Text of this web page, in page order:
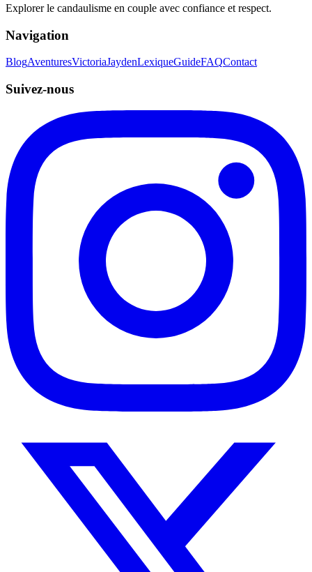
Explorer le candaulisme en couple avec confiance et respect.
Navigation
BlogAventuresVictoriaJaydenLexiqueGuideFAQContact
Suivez-nous